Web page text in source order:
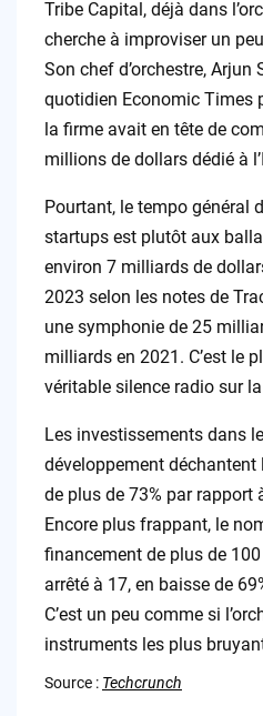
Tribe Capital, déjà dans
cherche à improviser un
Son chef d’orchestre, Arjun
quotidien Economic Times
la firme avait en tête de
millions de dollars dédié à
Pourtant, le tempo général
startups est plutôt aux
environ 7 milliards de
2023 selon les notes de
une symphonie de 25
milliards en 2021. C’est le
véritable silence radio sur
Les investissements dans
développement déchantent
de plus de 73% par rapport
Encore plus frappant, le
financement de plus de
arrêté à 17, en baisse de
C’est un peu comme si
instruments les plus
Source : Techcrunch